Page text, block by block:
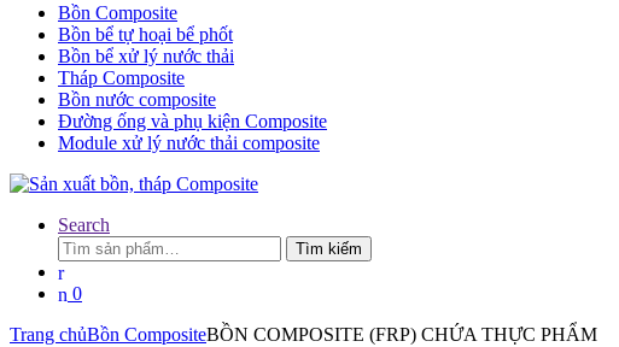
Bồn Composite
Bồn bể tự hoại bể phốt
Bồn bể xử lý nước thải
Tháp Composite
Bồn nước composite
Đường ống và phụ kiện Composite
Module xử lý nước thải composite
Search
Tìm
kiếm:
Tìm kiếm
0
Trang chủBồn CompositeBỒN COMPOSITE (FRP) CHỨA THỰC PHẨM